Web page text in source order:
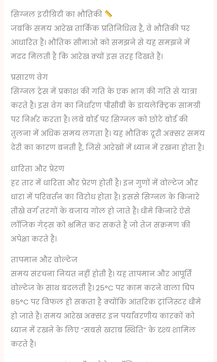
सिग्नल इंटीग्रिटी का भौतिकी
जबकि समय आरेख तार्किक प्रतिनिधित्व हैं, वे भौतिकी पर
आधारित हैं। भौतिक सीमाओं को समझने से यह समझने में
मदद मिलती है कि आरेख क्यों इस तरह दिखते हैं।
प्रसारण वेग
सिग्नल ट्रेस में प्रकाश की गति के एक भाग की गति से यात्रा
करते हैं। इस वेग का निर्धारण पीसीबी के डायलेक्ट्रिक सामग्री
पर निर्भर करता है। लंबे बोर्ड पर सिग्नल को छोटे बोर्ड की
तुलना में अधिक समय लगता है। यह भौतिक दूरी अक्सर समय
देरी का कारण बनती है, जिसे आरेखों में ध्यान में रखना होता है।
धारिता और प्रेरण
हर तार में धारिता और प्रेरण होती है। इन गुणों में वोल्टेज और
धारा में परिवर्तन का विरोध होता है। इससे सिग्नल के किनारे
तीखे वर्ग तरंगों के बजाय गोल हो जाते हैं। धीमे किनारे ऐसे
लॉजिक गेट्स को भ्रमित कर सकते हैं जो तेज संक्रमण की
अपेक्षा करते हैं।
तापमान और वोल्टेज
समय संरचना नियत नहीं होती है। यह तापमान और आपूर्ति
वोल्टेज के साथ बदलती है। 25°C पर काम करने वाला चिप
85°C पर विफल हो सकता है क्योंकि आंतरिक ट्रांजिस्टर धीमे
हो जाते हैं। समय आरेख अक्सर इन पर्यावरणीय कारकों को
ध्यान में रखने के लिए “सबसे खराब स्थिति” के दृश्य शामिल
करते हैं।